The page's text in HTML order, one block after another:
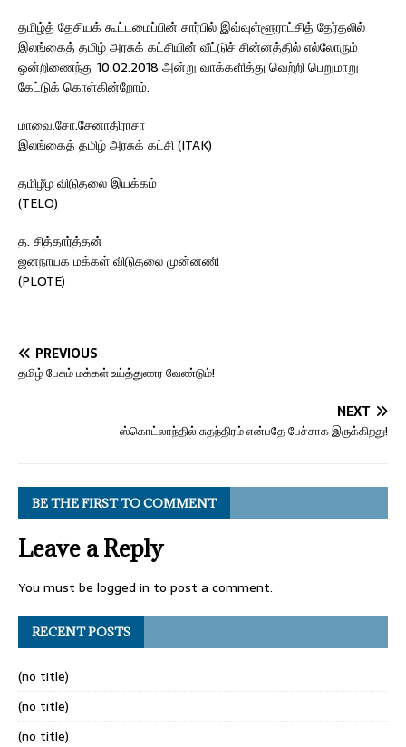
தமிழ்த் தேசியக் கூட்டமைப்பின் சார்பில் இவ்வுள்ளூராட்சித் தேர்தலில்
இலங்கைத் தமிழ் அரசுக் கட்சியின் வீட்டுச் சின்னத்தில் எல்லோரும்
ஒன்றிணைந்து 10.02.2018 அன்று வாக்களித்து வெற்றி பெறுமாறு
கேட்டுக் கொள்கின்றோம்.
மாவை.சோ.சேனாதிராசா
இலங்கைத் தமிழ் அரசுக் கட்சி (ITAK)
தமிழீழ விடுதலை இயக்கம்
(TELO)
த. சித்தார்த்தன்
ஜனநாயக மக்கள் விடுதலை முன்னணி
(PLOTE)
PREVIOUS
தமிழ் பேசும் மக்கள் உய்த்துணர வேண்டும்!
NEXT
ஸ்கொட்லாந்தில் சுதந்திரம் என்பதே பேச்சாக இருக்கிறது!
BE THE FIRST TO COMMENT
Leave a Reply
You must be logged in to post a comment.
RECENT POSTS
(no title)
(no title)
(no title)